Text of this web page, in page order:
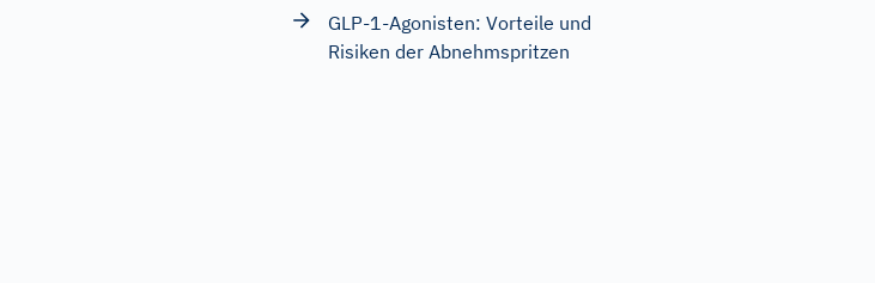
GLP-1-Agonisten: Vorteile und
Risiken der Abnehmspritzen